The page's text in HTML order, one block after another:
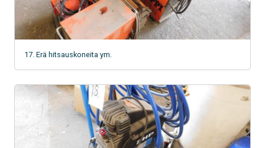
17. Erä hitsauskoneita ym.